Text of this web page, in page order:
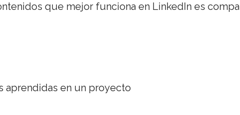
que mejor funciona en LinkedIn es
aprendidas en un proyecto